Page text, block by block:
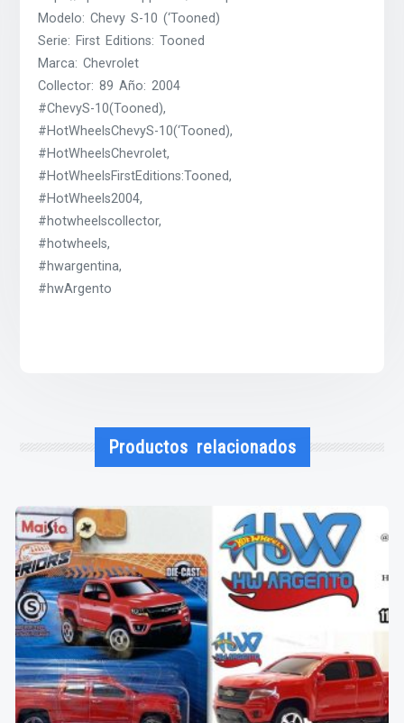
Modelo: Chevy S-10 (‘Tooned)
Serie: First Editions: Tooned
Marca: Chevrolet
Collector: 89 Año: 2004
#ChevyS-10(Tooned),
#HotWheelsChevyS-10(‘Tooned),
#HotWheelsChevrolet,
#HotWheelsFirstEditions:Tooned,
#HotWheels2004,
#hotwheelscollector,
#hotwheels,
#hwargentina,
#hwArgento
Productos relacionados